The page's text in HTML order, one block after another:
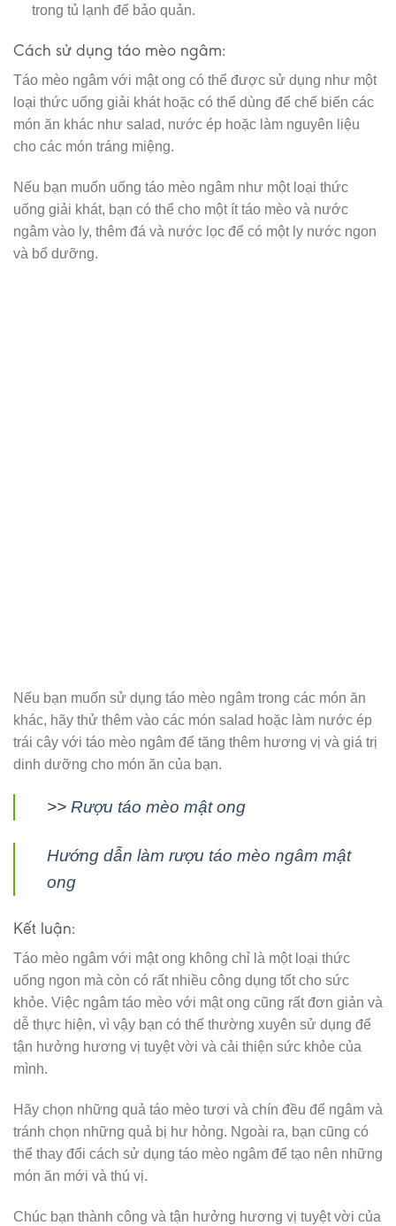
trong tủ lạnh để bảo quản.
Cách sử dụng táo mèo ngâm:
Táo mèo ngâm với mật ong có thể được sử dụng như một
loại thức uống giải khát hoặc có thể dùng để chế biến các
món ăn khác như salad, nước ép hoặc làm nguyên liệu
cho các món tráng miệng.
Nếu bạn muốn uống táo mèo ngâm như một loại thức
uống giải khát, bạn có thể cho một ít táo mèo và nước
ngâm vào ly, thêm đá và nước lọc để có một ly nước ngon
và bổ dưỡng.
Nếu bạn muốn sử dụng táo mèo ngâm trong các món ăn
khác, hãy thử thêm vào các món salad hoặc làm nước ép
trái cây với táo mèo ngâm để tăng thêm hương vị và giá trị
dinh dưỡng cho món ăn của bạn.
>> Rượu táo mèo mật ong
Hướng dẫn làm rượu táo mèo ngâm mật
ong
Kết luận:
Táo mèo ngâm với mật ong không chỉ là một loại thức
uống ngon mà còn có rất nhiều công dụng tốt cho sức
khỏe. Việc ngâm táo mèo với mật ong cũng rất đơn giản và
dễ thực hiện, vì vậy bạn có thể thường xuyên sử dụng để
tận hưởng hương vị tuyệt vời và cải thiện sức khỏe của
mình.
Hãy chọn những quả táo mèo tươi và chín đều để ngâm và
tránh chọn những quả bị hư hỏng. Ngoài ra, bạn cũng có
thể thay đổi cách sử dụng táo mèo ngâm để tạo nên những
món ăn mới và thú vị.
Chúc bạn thành công và tận hưởng hương vị tuyệt vời của